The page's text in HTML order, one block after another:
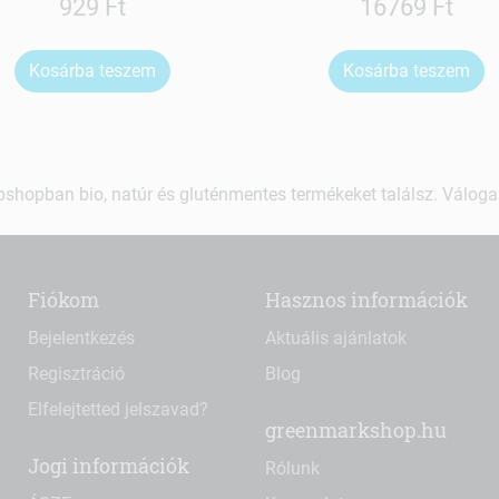
929 Ft
Kosárba teszem
16769 Ft
Kosárba teszem
bio, natúr és gluténmentes termékeket találsz.
Fiókom
Bejelentkezés
Regisztráció
Elfelejtetted jelszavad?
Jogi információk
Hasznos információk
Aktuális ajánlatok
Blog
greenmarkshop.hu
Rólunk